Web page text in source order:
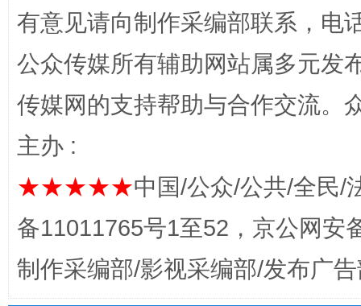
有意见请向制作采编部联系，电
公众传媒所有辅助网站属多元发
传媒网的支持帮助与合作交流。
主办 :
★★★★★中国/公众/公共/全民/
备11011765号1至52，京公网安
制作采编部/影视采编部/发布广